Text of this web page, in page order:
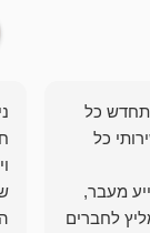
כל
כל
מעבר,
לחברים